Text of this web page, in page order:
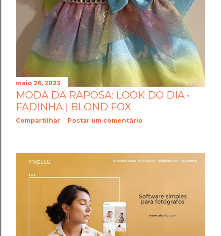
maio 26, 2023
MODA DA RAPOSA: LOOK DO DIA •
FADINHA | BLOND FOX
Compartilhar Postar um comentário